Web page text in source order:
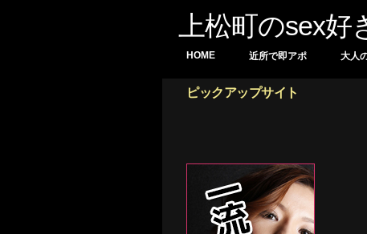
上松町のsex
HOME 近所で即アポ 大人
ピックアップサイト